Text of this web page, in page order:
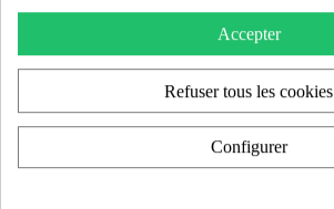
Accepter
Refuser tous les cookies
Configurer